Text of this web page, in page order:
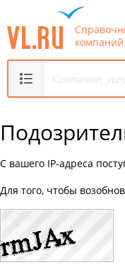
компаний
С вашего IP-адреса
Для того, чтобы